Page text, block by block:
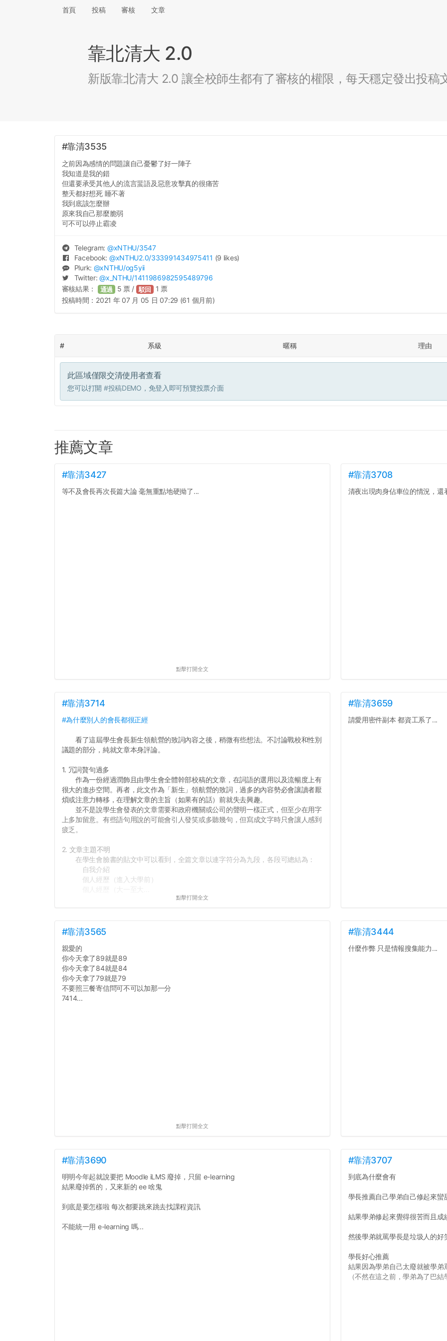
首頁 投稿 審核 文章
靠北清大 2.0
新版靠北清大 2.0 讓全校師生都有了審核的權限，每天穩定發出投稿
#靠清3535
之前因為感情的問題讓自己憂鬱了好一陣子
我知道是我的錯
但還要承受其他人的流言蜚語及惡意攻擊真的很痛苦
整天都好想死 睡不著
我到底該怎麼辦
原來我自己那麼脆弱
可不可以停止霸凌
Telegram: @xNTHU/3547
Facebook: @xNTHU2.0/333991434975411 (9 likes)
Plurk: @xNTHU/og5yii
Twitter:@x_NTHU/1411986982595489796
審核結果： 通過 5 票 / 駁回 1 票
投稿時間： 2021 年 07 月 05 日 07:29 (61 個月前)
# 系級 暱稱 理由
此區域僅限交清使用者查看
您可以打開 #投稿DEMO ，免登入即可預覽投票介面
推薦文章
#靠清3427
等不及會長再次長篇大論 毫無重點地硬拗了...
點擊打開全文
#靠清3708
清夜出現肉身佔車位的情況，還
#靠清3714
#為什麼別人的會長都很正經
看了這屆學生會長新生領航營的致詞內容之後，稍微有些想法。不討論戰校和性別
議題的部分，純就文章本身評論。
1. 冗詞贅句過多
作為一份經過潤飾且由學生會全體幹部校稿的文章，在詞語的選用以及流暢度上有
很大的進步空間。再者，此文作為「新生」領航營的致詞，過多的內容勢必會讓讀者厭
煩或注意力轉移，在理解文章的主旨（如果有的話）前就失去興趣。
並不是說學生會發表的文章需要和政府機關或公司的聲明一樣正式，但至少在用字
上多加留意。有些語句用說的可能會引人發笑或多聽幾句，但寫成文字時只會讓人感到
疲乏。
2. 文章主題不明
在學生會臉書的貼文中可以看到，全篇文章以連字符分為九段，各段可總結為：
自我介紹
個人經歷（進入大學前）
點擊打開全文
#靠清3659
請愛用密件副本 都資工系了...
#靠清3565
親愛的
你今天拿了89就是89
你今天拿了84就是84
你今天拿了79就是79
不要照三餐寄信問可不可以加那一分
7414...
點擊打開全文
#靠清3444
什麼作弊 只是情報搜集能力...
#靠清3690
明明今年起就說要把 Moodle iLMS 廢掉，只留 e-learning
結果廢掉舊的，又來新的 ee 啥鬼
到底是要怎樣啦 每次都要跳來跳去找課程資訊
不能統一用 e-learning 嗎...
#靠清3707
到底為什麼會有
學長推薦自己學弟自己修起來蠻
結果學弟修起來覺得很苦而且成
然後學弟就罵學長是垃圾人的好
學長好心推薦
結果因為學弟自己太廢就被學弟
（不然在這之前，學弟為了巴